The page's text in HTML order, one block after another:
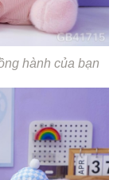
hành của bạn